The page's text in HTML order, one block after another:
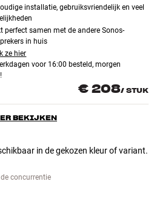
installatie, gebruiksvriendelijk en veel
perfect samen met de andere Sonos-
in huis
ze hier
voor 16:00 besteld, morgen
€ 208/ STUK
BEKIJKEN
in de gekozen kleur of variant.
concurrentie